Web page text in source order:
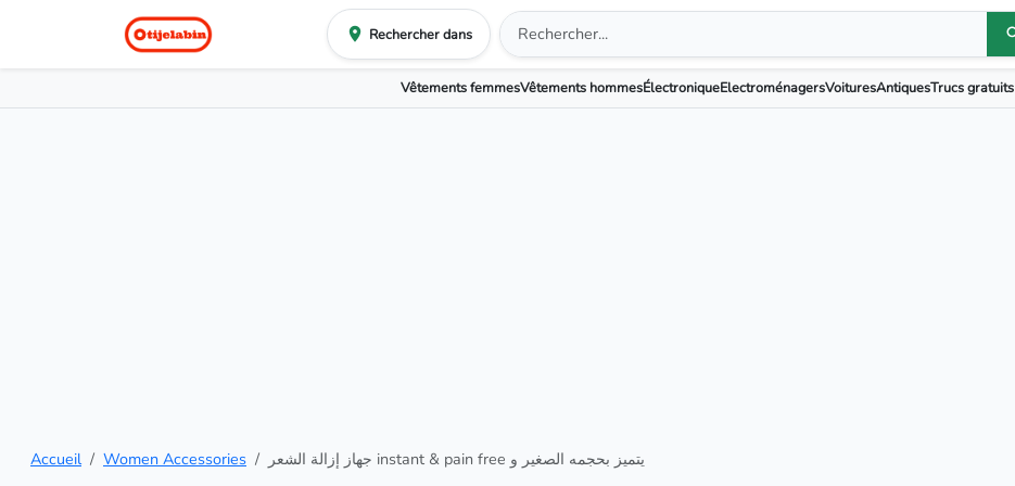
Rechercher dans
Vêtements femmesVêtements hommesÉlectroniqueElectroménagersVoituresAntiquesTrucs gratuits
Accueil Women Accessories جهاز إزالة الشعر instant & pain free يتميز بحجمه الصغير و